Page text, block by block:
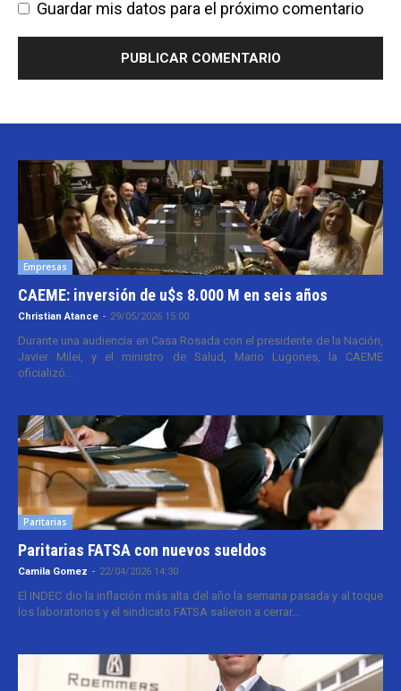
Guardar mis datos para el próximo comentario
Empresas
CAEME: inversión de u$s 8.000 M en seis años
Christian Atance - 29/05/2026 15:00
Durante una audiencia en Casa Rosada con el presidente de la Nación,
Javier Milei, y el ministro de Salud, Mario Lugones, la CAEME
oficializó...
Paritarias
Paritarias FATSA con nuevos sueldos
Camila Gomez - 22/04/2026 14:30
El INDEC dio la inflación más alta del año la semana pasada y al toque
los laboratorios y el sindicato FATSA salieron a cerrar...